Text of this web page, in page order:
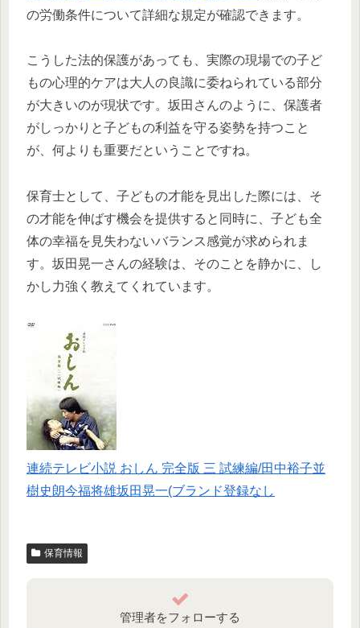
の労働条件について詳細な規定が確認できます。
こうした法的保護があっても、実際の現場での子ど
もの心理的ケアは大人の良識に委ねられている部分
が大きいのが現状です。坂田さんのように、保護者
がしっかりと子どもの利益を守る姿勢を持つこと
が、何よりも重要だということですね。
保育士として、子どもの才能を見出した際には、そ
の才能を伸ばす機会を提供すると同時に、子ども全
体の幸福を見失わないバランス感覚が求められま
す。坂田晃一さんの経験は、そのことを静かに、し
かし力強く教えてくれています。
連続テレビ小説 おしん 完全版 三 試練編/田中裕子並
樹史朗今福将雄坂田晃一(ブランド登録なし
保育情報
管理者をフォローする